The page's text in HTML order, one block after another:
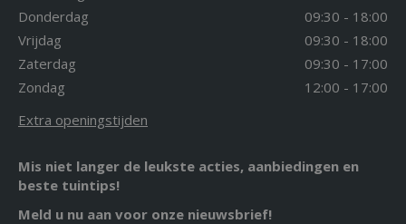
Donderdag
09:30 - 18:00
Vrijdag
09:30 - 18:00
Zaterdag
09:30 - 17:00
Zondag
12:00 - 17:00
Extra openingstijden
Mis niet langer de leukste acties, aanbiedingen en
beste tuintips!
Meld u nu aan voor onze nieuwsbrief!